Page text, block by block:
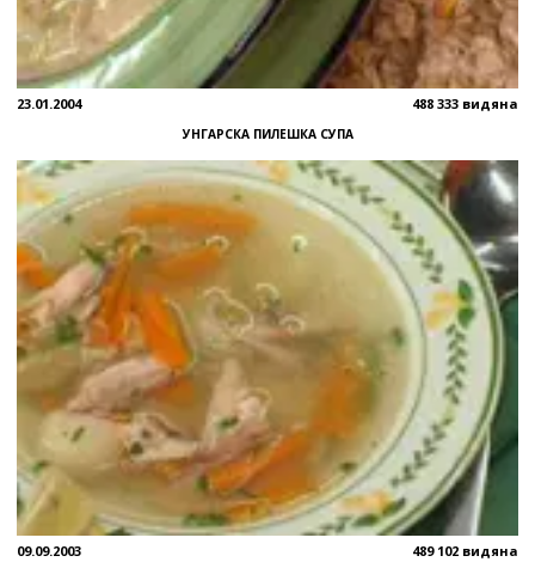
23.01.2004 488 333 видяна
УНГАРСКА ПИЛЕШКА СУПА
09.09.2003 489 102 видяна